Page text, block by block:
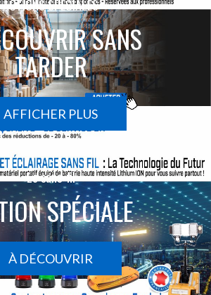
ACTIONS SPÉCIALES
SANS
TARDER
AFFICHER PLUS
Le sans-fil
SPÉCIALE
À DÉCOUVRIR